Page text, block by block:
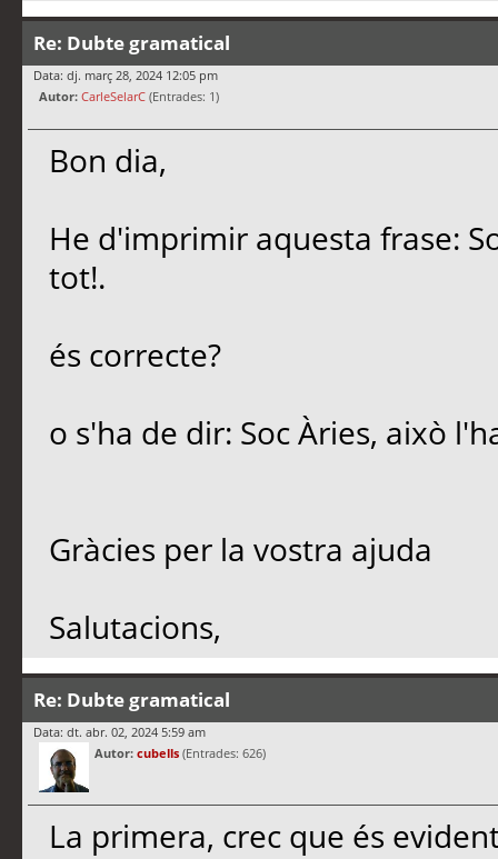
Re: Dubte gramatical
Data: dj. març 28, 2024 12:05 pm
Autor: CarleSelarC (Entrades: 1)
Bon dia,
He d'imprimir aquesta frase:
tot!.
és correcte?
o s'ha de dir: Soc Àries, això
Gràcies per la vostra ajuda
Salutacions,
Re: Dubte gramatical
Data: dt. abr. 02, 2024 5:59 am
Autor: cubells (Entrades: 626)
La primera, crec que és